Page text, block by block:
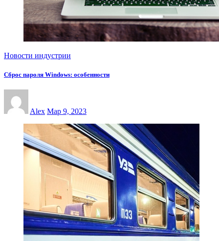
Новости индустрии
Сброс пароля Windows: особенности
Alex Мар 9, 2023